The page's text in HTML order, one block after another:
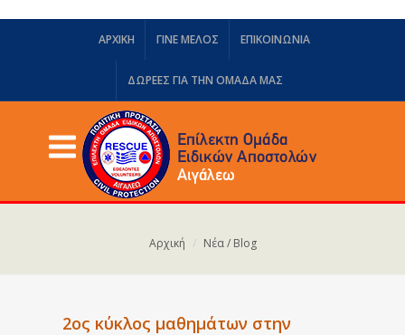
ΑΡΧΙΚΗ ΓΙΝΕ ΜΕΛΟΣ ΕΠΙΚΟΙΝΩΝΙΑ
ΔΩΡΕΈΣ ΓΙΑ ΤΗΝ ΟΜΆΔΑ ΜΑΣ
Αρχική Νέα / Blog
2ος κύκλος μαθημάτων στην